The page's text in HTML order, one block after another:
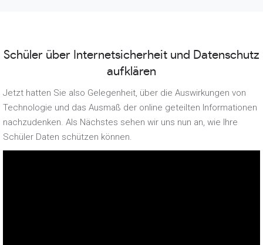
Schüler über Internetsicherheit und Datenschutz
aufklären
Jetzt hatten Sie also Gelegenheit, über die Auswirkungen von
Technologie und das Ausmaß der online geteilten Informationen
nachzudenken. Als Nächstes sehen wir uns nun an, wie Ihre
Schüler Daten schützen können.